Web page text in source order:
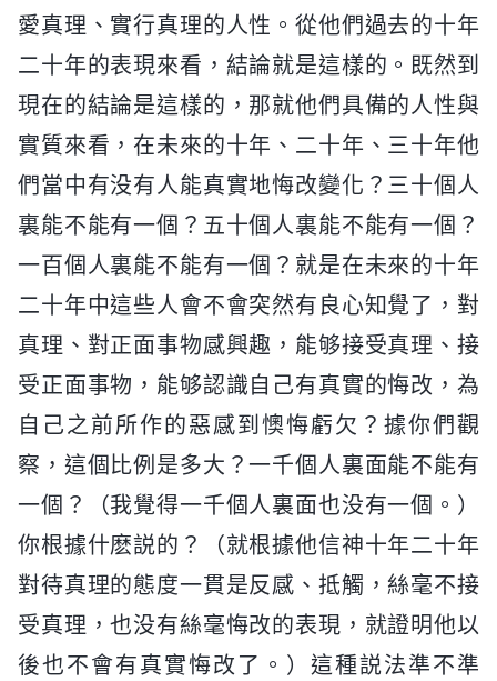
愛真理、實行真理的人性。從他們過去的十年
二十年的表現來看，結論就是這樣的。既然到
現在的結論是這樣的，那就他們具備的人性與
實質來看，在未來的十年、二十年、三十年他
們當中有没有人能真實地悔改變化？三十個人
裏能不能有一個？五十個人裏能不能有一個？
一百個人裏能不能有一個？就是在未來的十年
二十年中這些人會不會突然有良心知覺了，對
真理、對正面事物感興趣，能够接受真理、接
受正面事物，能够認識自己有真實的悔改，為
自己之前所作的惡感到懊悔虧欠？據你們觀
察，這個比例是多大？一千個人裏面能不能有
一個？（我覺得一千個人裏面也没有一個。）
你根據什麽説的？（就根據他信神十年二十年
對待真理的態度一貫是反感、抵觸，絲毫不接
受真理，也没有絲毫悔改的表現，就證明他以
後也不會有真實悔改了。）這種説法準不準